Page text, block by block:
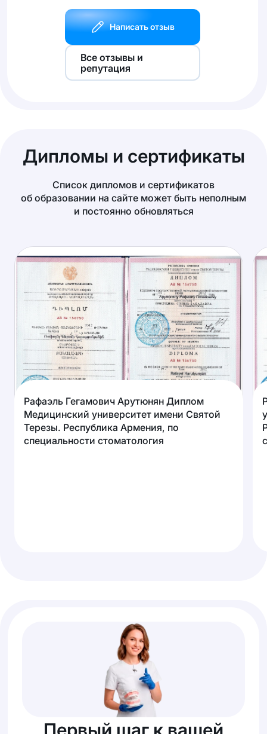
Написать отзыв
Все отзывы и
репутация
Дипломы и сертификаты
Список дипломов и сертификатов
об образовании на сайте может быть неполным
и постоянно обновляться
Рафаэль Гегамович Арутюнян Диплом
Медицинский университет имени Святой
Терезы. Республика Армения, по
специальности стоматология